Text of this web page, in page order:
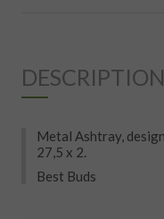
DESCRIPTION
Metal Ashtray,
27,5 x 2.
Best Buds